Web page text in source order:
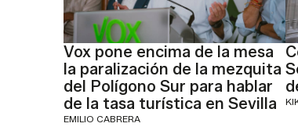
Vox pone encima de la mesa
la paralización de la mezquita
del Polígono Sur para hablar
de la tasa turística en Sevilla
EMILIO CABRERA